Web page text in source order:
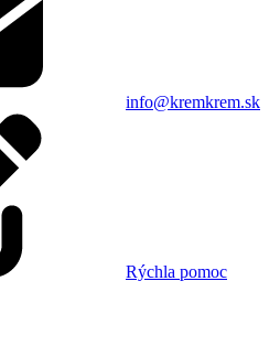
info@kremkrem.sk
Rýchla pomoc